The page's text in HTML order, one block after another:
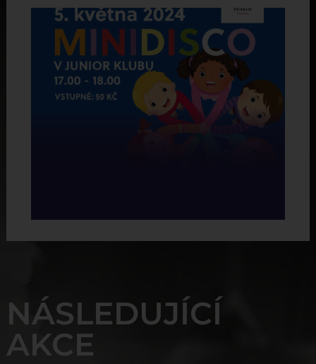
NÁSLEDUJÍCÍ
AKCE